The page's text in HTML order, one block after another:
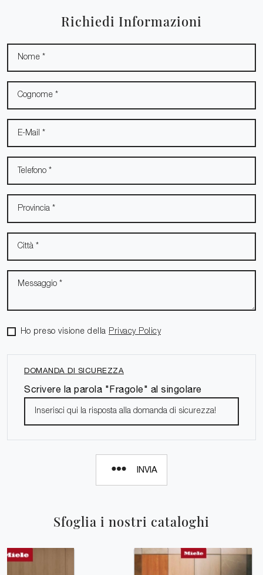
Sfoglia i nostri cataloghi
Richiedi Informazioni
Ho preso visione della Privacy Policy
DOMANDA DI SICUREZZA
Scrivere la parola "Fragole" al singolare
INVIA